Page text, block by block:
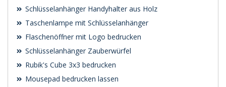
Schlüsselanhänger Handyhalter aus Holz
Taschenlampe mit Schlüsselanhänger
Flaschenöffner mit Logo bedrucken
Schlüsselanhänger Zauberwürfel
Rubik's Cube 3x3 bedrucken
Mousepad bedrucken lassen